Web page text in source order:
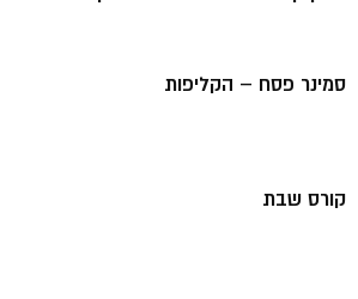
סמינר פסח – הקליפות
קורס שבת